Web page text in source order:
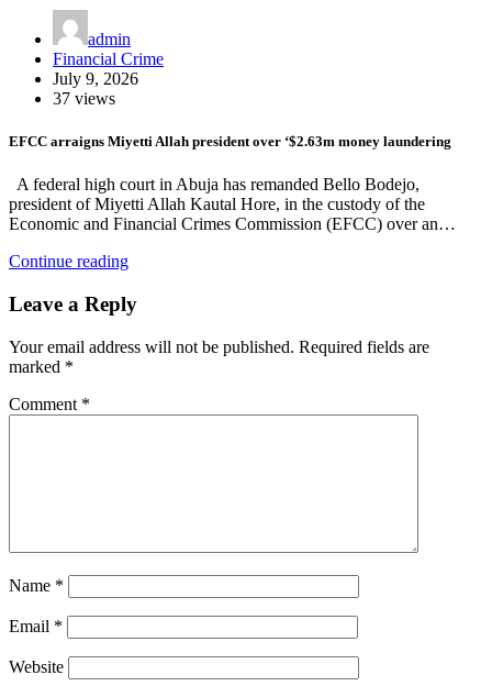
admin
Financial Crime
July 9, 2026
37 views
EFCC arraigns Miyetti Allah president over ‘$2.63m money laundering
A federal high court in Abuja has remanded Bello Bodejo,
president of Miyetti Allah Kautal Hore, in the custody of the
Economic and Financial Crimes Commission (EFCC) over an…
Continue reading
Leave a Reply
Your email address will not be published. Required fields are
marked *
Comment *
Name *
Email *
Website